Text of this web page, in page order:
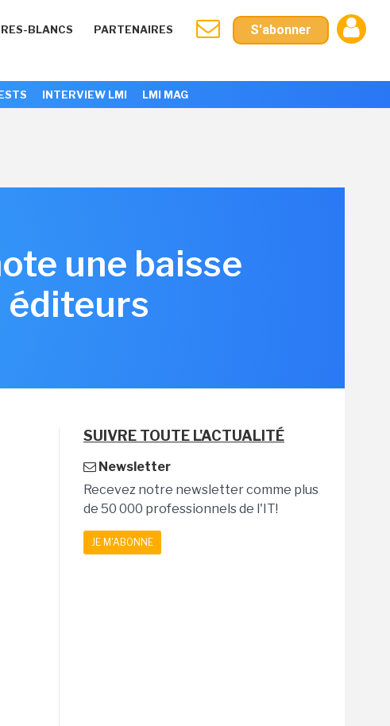
BLANCS PARTENAIRES S'abonner
INTERVIEW LMI LMI MAG
une baisse
éditeurs
SUIVRE TOUTE L'ACTUALITÉ
Newsletter
Recevez notre newsletter comme plus
de 50 000 professionnels de l'IT!
JE M'ABONNE